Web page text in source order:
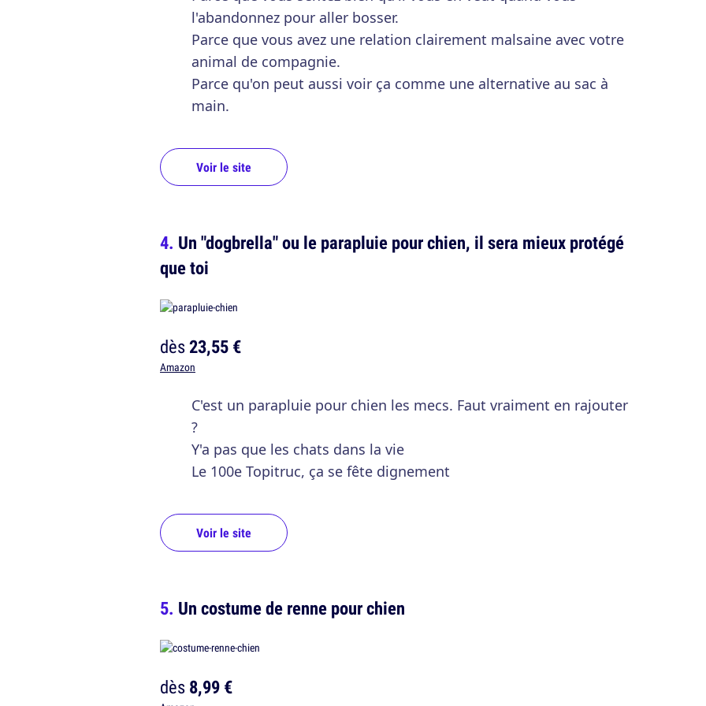
l'abandonnez pour aller bosser.
Parce que vous avez une relation clairement malsaine avec votre
animal de compagnie.
Parce qu'on peut aussi voir ça comme une alternative au sac à
main.
Voir le site
Un "dogbrella" ou le parapluie pour chien, il sera mieux protégé
que toi
dès23,55 €
Amazon
C'est un parapluie pour chien les mecs. Faut vraiment en rajouter
?
Y'a pas que les chats dans la vie
Le 100e Topitruc, ça se fête dignement
Voir le site
Un costume de renne pour chien
dès8,99 €